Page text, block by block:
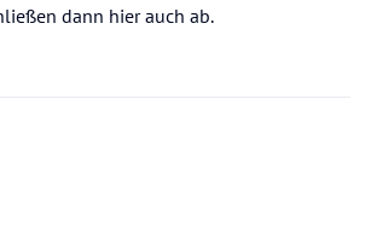
dann hier auch ab.